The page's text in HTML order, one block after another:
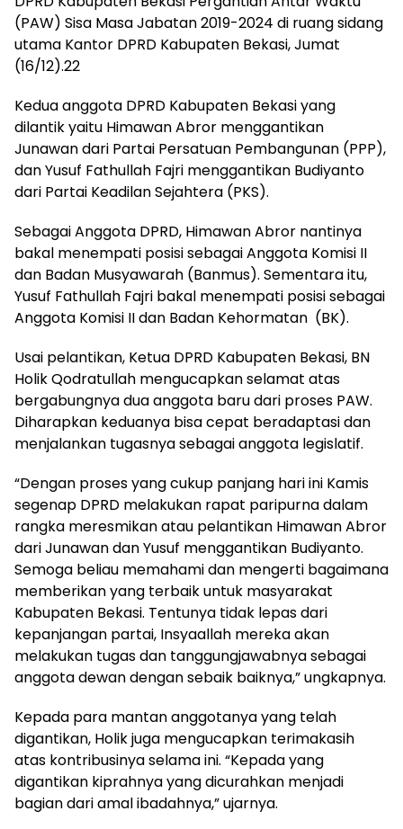
(PAW) Sisa Masa Jabatan 2019-2024 di ruang sidang
utama Kantor DPRD Kabupaten Bekasi, Jumat
(16/12).22
Kedua anggota DPRD Kabupaten Bekasi yang
dilantik yaitu Himawan Abror menggantikan
Junawan dari Partai Persatuan Pembangunan (PPP),
dan Yusuf Fathullah Fajri menggantikan Budiyanto
dari Partai Keadilan Sejahtera (PKS).
Sebagai Anggota DPRD, Himawan Abror nantinya
bakal menempati posisi sebagai Anggota Komisi II
dan Badan Musyawarah (Banmus). Sementara itu,
Yusuf Fathullah Fajri bakal menempati posisi sebagai
Anggota Komisi II dan Badan Kehormatan (BK).
Usai pelantikan, Ketua DPRD Kabupaten Bekasi, BN
Holik Qodratullah mengucapkan selamat atas
bergabungnya dua anggota baru dari proses PAW.
Diharapkan keduanya bisa cepat beradaptasi dan
menjalankan tugasnya sebagai anggota legislatif.
“Dengan proses yang cukup panjang hari ini Kamis
segenap DPRD melakukan rapat paripurna dalam
rangka meresmikan atau pelantikan Himawan Abror
dari Junawan dan Yusuf menggantikan Budiyanto.
Semoga beliau memahami dan mengerti bagaimana
memberikan yang terbaik untuk masyarakat
Kabupaten Bekasi. Tentunya tidak lepas dari
kepanjangan partai, Insyaallah mereka akan
melakukan tugas dan tanggungjawabnya sebagai
anggota dewan dengan sebaik baiknya,” ungkapnya.
Kepada para mantan anggotanya yang telah
digantikan, Holik juga mengucapkan terimakasih
atas kontribusinya selama ini. “Kepada yang
digantikan kiprahnya yang dicurahkan menjadi
bagian dari amal ibadahnya,” ujarnya.